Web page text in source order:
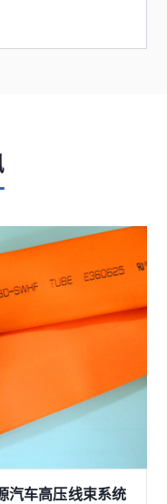
汽车高压线束系统